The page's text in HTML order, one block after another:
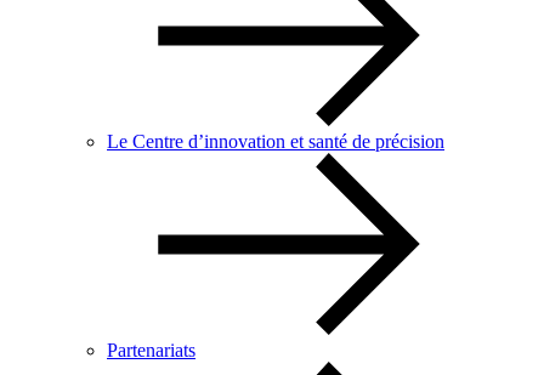
Le Centre d’innovation et santé de précision
Partenariats